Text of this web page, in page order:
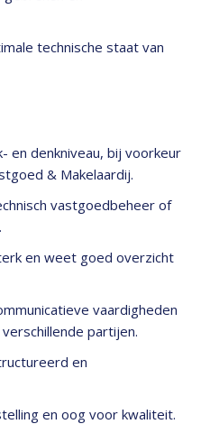
technische staat van
en denkniveau, bij voorkeur
& Makelaardij.
vastgoedbeheer of
en weet goed overzicht
vaardigheden
partijen.
en
en oog voor kwaliteit.